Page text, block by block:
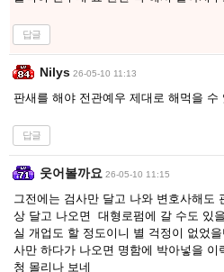
답글
Nilys 26-05-10 11:13
판새를 해야 전관예우 제대로 해먹을 수
답글
웃어볼까요 26-05-10 11:15
그전에는 검사만 달고 나와 변호사해도
상 달고 나오면 대형로펌에 갈 수도 있
실 개업도 할 정도이니 별 걱정이 없었
사만 하다가 나오면 명함에 박아넣을 이
청 몰리나 보네